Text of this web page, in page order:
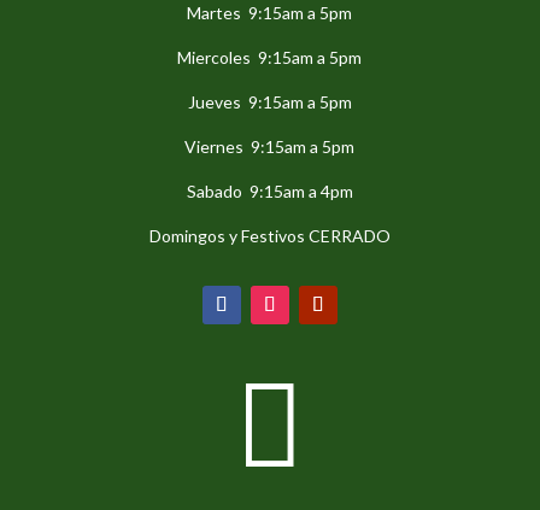
Martes 9:15am a 5pm
Miercoles 9:15am a 5pm
Jueves 9:15am a 5pm
Viernes 9:15am a 5pm
Sabado 9:15am a 4pm
Domingos y Festivos CERRADO
